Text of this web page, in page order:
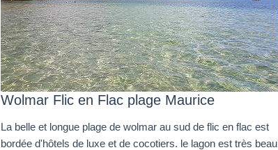
Wolmar Flic en Flac plage Maurice
La belle et longue plage de wolmar au sud de flic en flac est
bordée d'hôtels de luxe et de cocotiers. le lagon est très beau